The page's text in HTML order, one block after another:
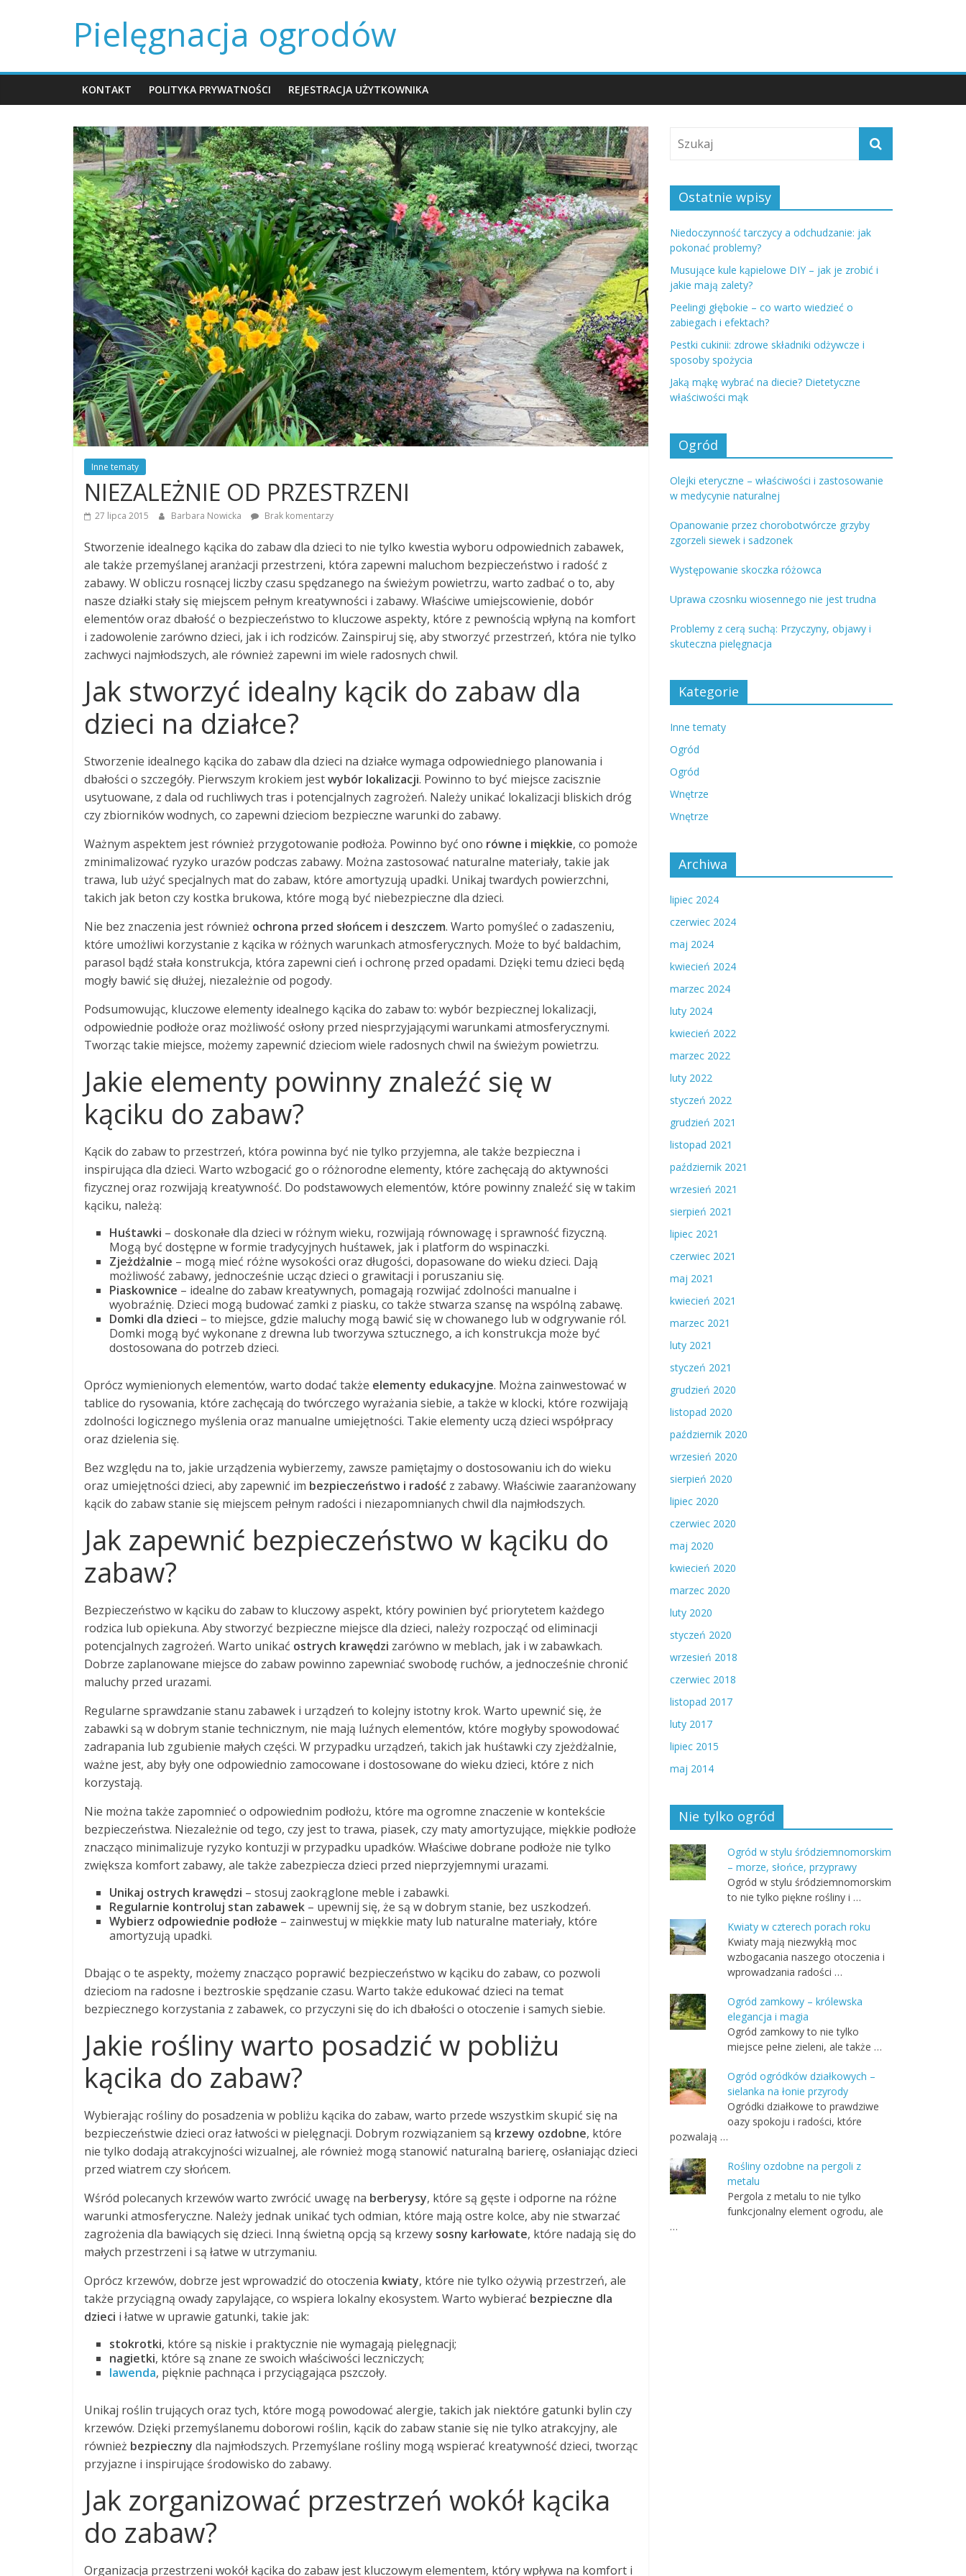
Pielęgnacja ogrodów
KONTAKT POLITYKA PRYWATNOŚCI REJESTRACJA UŻYTKOWNIKA
Inne tematy
NIEZALEŻNIE OD PRZESTRZENI
27 lipca 2015 Barbara Nowicka Brak komentarzy
Stworzenie idealnego kącika do zabaw dla dzieci to nie tylko kwestia wyboru odpowiednich zabawek,
ale także przemyślanej aranżacji przestrzeni, która zapewni maluchom bezpieczeństwo i radość z
zabawy. W obliczu rosnącej liczby czasu spędzanego na świeżym powietrzu, warto zadbać o to, aby
nasze działki stały się miejscem pełnym kreatywności i zabawy. Właściwe umiejscowienie, dobór
elementów oraz dbałość o bezpieczeństwo to kluczowe aspekty, które z pewnością wpłyną na komfort
i zadowolenie zarówno dzieci, jak i ich rodziców. Zainspiruj się, aby stworzyć przestrzeń, która nie tylko
zachwyci najmłodszych, ale również zapewni im wiele radosnych chwil.
Jak stworzyć idealny kącik do zabaw dla
dzieci na działce?
Stworzenie idealnego kącika do zabaw dla dzieci na działce wymaga odpowiedniego planowania i
dbałości o szczegóły. Pierwszym krokiem jestwybór lokalizacji. Powinno to być miejsce zacisznie
usytuowane, z dala od ruchliwych tras i potencjalnych zagrożeń. Należy unikać lokalizacji bliskich dróg
czy zbiorników wodnych, co zapewni dzieciom bezpieczne warunki do zabawy.
Ważnym aspektem jest również przygotowanie podłoża. Powinno być ono równe i miękkie, co pomoże
zminimalizować ryzyko urazów podczas zabawy. Można zastosować naturalne materiały, takie jak
trawa, lub użyć specjalnych mat do zabaw, które amortyzują upadki. Unikaj twardych powierzchni,
takich jak beton czy kostka brukowa, które mogą być niebezpieczne dla dzieci.
Nie bez znaczenia jest również ochrona przed słońcem i deszczem. Warto pomyśleć o zadaszeniu,
które umożliwi korzystanie z kącika w różnych warunkach atmosferycznych. Może to być baldachim,
parasol bądź stała konstrukcja, która zapewni cień i ochronę przed opadami. Dzięki temu dzieci będą
mogły bawić się dłużej, niezależnie od pogody.
Podsumowując, kluczowe elementy idealnego kącika do zabaw to: wybór bezpiecznej lokalizacji,
odpowiednie podłoże oraz możliwość osłony przed niesprzyjającymi warunkami atmosferycznymi.
Tworząc takie miejsce, możemy zapewnić dzieciom wiele radosnych chwil na świeżym powietrzu.
Jakie elementy powinny znaleźć się w
kąciku do zabaw?
Kącik do zabaw to przestrzeń, która powinna być nie tylko przyjemna, ale także bezpieczna i
inspirująca dla dzieci. Warto wzbogacić go o różnorodne elementy, które zachęcają do aktywności
fizycznej oraz rozwijają kreatywność. Do podstawowych elementów, które powinny znaleźć się w takim
kąciku, należą:
Huśtawki – doskonałe dla dzieci w różnym wieku, rozwijają równowagę i sprawność fizyczną.
Mogą być dostępne w formie tradycyjnych huśtawek, jak i platform do wspinaczki.
Zjeżdżalnie – mogą mieć różne wysokości oraz długości, dopasowane do wieku dzieci. Dają
możliwość zabawy, jednocześnie ucząc dzieci o grawitacji i poruszaniu się.
Piaskownice – idealne do zabaw kreatywnych, pomagają rozwijać zdolności manualne i
wyobraźnię. Dzieci mogą budować zamki z piasku, co także stwarza szansę na wspólną zabawę.
Domki dla dzieci – to miejsce, gdzie maluchy mogą bawić się w chowanego lub w odgrywanie ról.
Domki mogą być wykonane z drewna lub tworzywa sztucznego, a ich konstrukcja może być
dostosowana do potrzeb dzieci.
Oprócz wymienionych elementów, warto dodać także elementy edukacyjne. Można zainwestować w
tablice do rysowania, które zachęcają do twórczego wyrażania siebie, a także w klocki, które rozwijają
zdolności logicznego myślenia oraz manualne umiejętności. Takie elementy uczą dzieci współpracy
oraz dzielenia się.
Bez względu na to, jakie urządzenia wybierzemy, zawsze pamiętajmy o dostosowaniu ich do wieku
oraz umiejętności dzieci, aby zapewnić im bezpieczeństwo i radość z zabawy. Właściwie zaaranżowany
kącik do zabaw stanie się miejscem pełnym radości i niezapomnianych chwil dla najmłodszych.
Jak zapewnić bezpieczeństwo w kąciku do
zabaw?
Bezpieczeństwo w kąciku do zabaw to kluczowy aspekt, który powinien być priorytetem każdego
rodzica lub opiekuna. Aby stworzyć bezpieczne miejsce dla dzieci, należy rozpocząć od eliminacji
potencjalnych zagrożeń. Warto unikać ostrych krawędzi zarówno w meblach, jak i w zabawkach.
Dobrze zaplanowane miejsce do zabaw powinno zapewniać swobodę ruchów, a jednocześnie chronić
maluchy przed urazami.
Regularne sprawdzanie stanu zabawek i urządzeń to kolejny istotny krok. Warto upewnić się, że
zabawki są w dobrym stanie technicznym, nie mają luźnych elementów, które mogłyby spowodować
zadrapania lub zgubienie małych części. W przypadku urządzeń, takich jak huśtawki czy zjeżdżalnie,
ważne jest, aby były one odpowiednio zamocowane i dostosowane do wieku dzieci, które z nich
korzystają.
Nie można także zapomnieć o odpowiednim podłożu, które ma ogromne znaczenie w kontekście
bezpieczeństwa. Niezależnie od tego, czy jest to trawa, piasek, czy maty amortyzujące, miękkie podłoże
znacząco minimalizuje ryzyko kontuzji w przypadku upadków. Właściwe dobrane podłoże nie tylko
zwiększa komfort zabawy, ale także zabezpiecza dzieci przed nieprzyjemnymi urazami.
Unikaj ostrych krawędzi – stosuj zaokrąglone meble i zabawki.
Regularnie kontroluj stan zabawek – upewnij się, że są w dobrym stanie, bez uszkodzeń.
Wybierz odpowiednie podłoże – zainwestuj w miękkie maty lub naturalne materiały, które
amortyzują upadki.
Dbając o te aspekty, możemy znacząco poprawić bezpieczeństwo w kąciku do zabaw, co pozwoli
dzieciom na radosne i beztroskie spędzanie czasu. Warto także edukować dzieci na temat
bezpiecznego korzystania z zabawek, co przyczyni się do ich dbałości o otoczenie i samych siebie.
Jakie rośliny warto posadzić w pobliżu
kącika do zabaw?
Wybierając rośliny do posadzenia w pobliżu kącika do zabaw, warto przede wszystkim skupić się na
bezpieczeństwie dzieci oraz łatwości w pielęgnacji. Dobrym rozwiązaniem są krzewy ozdobne, które
nie tylko dodają atrakcyjności wizualnej, ale również mogą stanowić naturalną barierę, osłaniając dzieci
przed wiatrem czy słońcem.
Wśród polecanych krzewów warto zwrócić uwagę na berberysy, które są gęste i odporne na różne
warunki atmosferyczne. Należy jednak unikać tych odmian, które mają ostre kolce, aby nie stwarzać
zagrożenia dla bawiących się dzieci. Inną świetną opcją są krzewy sosny karłowate, które nadają się do
małych przestrzeni i są łatwe w utrzymaniu.
Oprócz krzewów, dobrze jest wprowadzić do otoczenia kwiaty, które nie tylko ożywią przestrzeń, ale
także przyciągną owady zapylające, co wspiera lokalny ekosystem. Warto wybierać bezpieczne dla
dzieci i łatwe w uprawie gatunki, takie jak:
stokrotki, które są niskie i praktycznie nie wymagają pielęgnacji;
nagietki, które są znane ze swoich właściwości leczniczych;
lawenda, pięknie pachnąca i przyciągająca pszczoły.
Unikaj roślin trujących oraz tych, które mogą powodować alergie, takich jak niektóre gatunki bylin czy
krzewów. Dzięki przemyślanemu doborowi roślin, kącik do zabaw stanie się nie tylko atrakcyjny, ale
również bezpieczny dla najmłodszych. Przemyślane rośliny mogą wspierać kreatywność dzieci, tworząc
przyjazne i inspirujące środowisko do zabawy.
Jak zorganizować przestrzeń wokół kącika
do zabaw?
Organizacja przestrzeni wokół kącika do zabaw jest kluczowym elementem, który wpływa na komfort i
Ostatnie wpisy
Niedoczynność tarczycy a odchudzanie: jak
pokonać problemy?
Musujące kule kąpielowe DIY – jak je zrobić i
jakie mają zalety?
Peelingi głębokie – co warto wiedzieć o
zabiegach i efektach?
Pestki cukinii: zdrowe składniki odżywcze i
sposoby spożycia
Jaką mąkę wybrać na diecie? Dietetyczne
właściwości mąk
Ogród
Olejki eteryczne – właściwości i zastosowanie
w medycynie naturalnej
Opanowanie przez chorobotwórcze grzyby
zgorzeli siewek i sadzonek
Występowanie skoczka różowca
Uprawa czosnku wiosennego nie jest trudna
Problemy z cerą suchą: Przyczyny, objawy i
skuteczna pielęgnacja
Kategorie
Inne tematy
Ogród
Ogród
Wnętrze
Wnętrze
Archiwa
lipiec 2024
czerwiec 2024
maj 2024
kwiecień 2024
marzec 2024
luty 2024
kwiecień 2022
marzec 2022
luty 2022
styczeń 2022
grudzień 2021
listopad 2021
październik 2021
wrzesień 2021
sierpień 2021
lipiec 2021
czerwiec 2021
maj 2021
kwiecień 2021
marzec 2021
luty 2021
styczeń 2021
grudzień 2020
listopad 2020
październik 2020
wrzesień 2020
sierpień 2020
lipiec 2020
czerwiec 2020
maj 2020
kwiecień 2020
marzec 2020
luty 2020
styczeń 2020
wrzesień 2018
czerwiec 2018
listopad 2017
luty 2017
lipiec 2015
maj 2014
Nie tylko ogród
Ogród w stylu śródziemnomorskim
– morze, słońce, przyprawy
Ogród w stylu śródziemnomorskim
to nie tylko piękne rośliny i …
Kwiaty w czterech porach roku
Kwiaty mają niezwykłą moc
wzbogacania naszego otoczenia i
wprowadzania radości …
Ogród zamkowy – królewska
elegancja i magia
Ogród zamkowy to nie tylko
miejsce pełne zieleni, ale także …
Ogród ogródków działkowych –
sielanka na łonie przyrody
Ogródki działkowe to prawdziwe
oazy spokoju i radości, które
pozwalają …
Rośliny ozdobne na pergoli z
metalu
Pergola z metalu to nie tylko
funkcjonalny element ogrodu, ale
…